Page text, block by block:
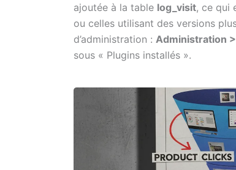
ajoutée à la table log_visit, ce qui
ou celles utilisant des versions
d’administration : Administration
sous « Plugins installés ».